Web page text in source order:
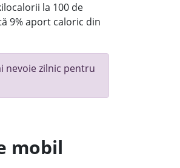
la 100 de
9% aport caloric din
nevoie zilnic pentru
mobil